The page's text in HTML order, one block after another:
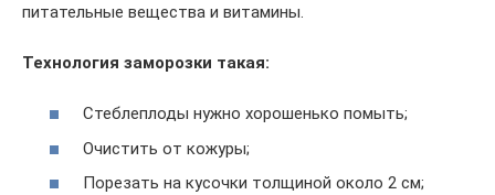
питательные вещества и витамины.
Технология заморозки такая:
Стеблеплоды нужно хорошенько помыть;
Очистить от кожуры;
Порезать на кусочки толщиной около 2 см;